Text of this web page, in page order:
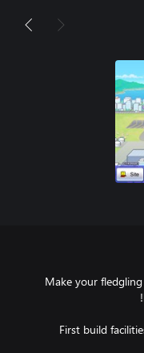
Make your
First build